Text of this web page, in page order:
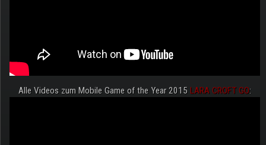
Alle Videos zum Mobile Game of the Year 2015 LARA CROFT GO: